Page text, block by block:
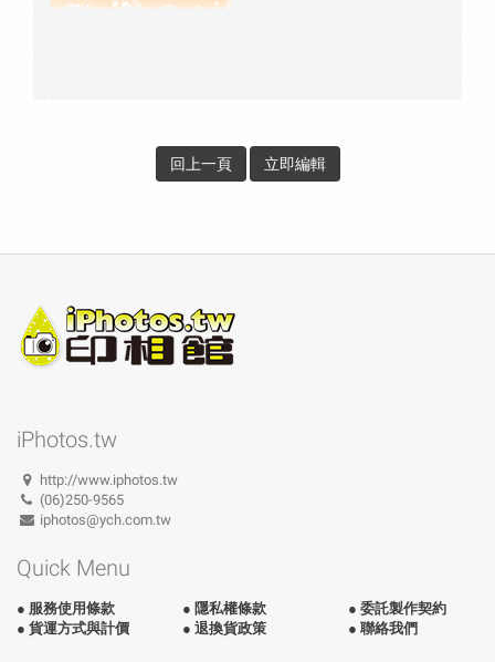
回上一頁 立即編輯
iPhotos.tw
http://www.iphotos.tw
(06)250-9565
iphotos@ych.com.tw
Quick Menu
● 服務使用條款 ● 隱私權條款
● 委託製作契約
● 貨運方式與計價
● 退換貨政策 ● 聯絡我們